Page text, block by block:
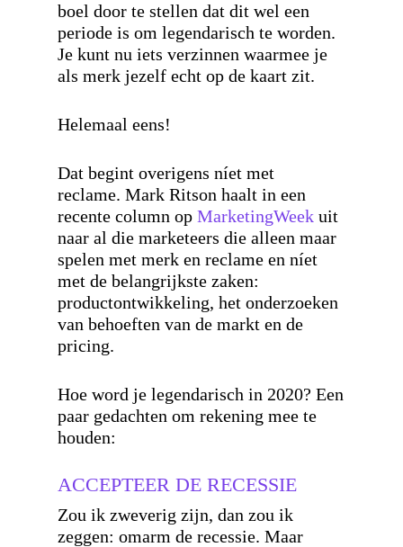
boel door te stellen dat dit wel een
periode is om legendarisch te worden.
Je kunt nu iets verzinnen waarmee je
als merk jezelf echt op de kaart zit.
Helemaal eens!
Dat begint overigens níet met
reclame. Mark Ritson haalt in een
recente column op MarketingWeek uit
naar al die marketeers die alleen maar
spelen met merk en reclame en níet
met de belangrijkste zaken:
productontwikkeling, het onderzoeken
van behoeften van de markt en de
pricing.
Hoe word je legendarisch in 2020? Een
paar gedachten om rekening mee te
houden:
ACCEPTEER DE RECESSIE
Zou ik zweverig zijn, dan zou ik
zeggen: omarm de recessie. Maar